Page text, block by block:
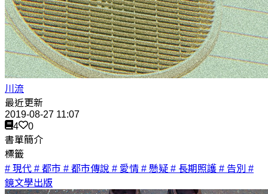
川流
最近更新
2019-08-27 11:07
4
0
書單簡介
標籤
# 現代 # 都市 # 都市傳說 # 愛情 # 懸疑 # 長期照護 # 告別 #
鏡文學出版